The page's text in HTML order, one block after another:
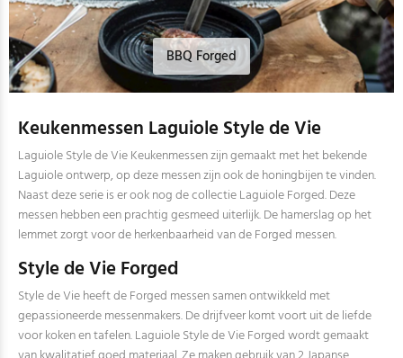
BBQ Forged
Keukenmessen Laguiole Style de Vie
Laguiole Style de Vie Keukenmessen zijn gemaakt met het bekende
Laguiole ontwerp, op deze messen zijn ook de honingbijen te vinden.
Naast deze serie is er ook nog de collectie Laguiole Forged. Deze
messen hebben een prachtig gesmeed uiterlijk. De hamerslag op het
lemmet zorgt voor de herkenbaarheid van de Forged messen.
Style de Vie Forged
Style de Vie heeft de Forged messen samen ontwikkeld met
gepassioneerde messenmakers. De drijfveer komt voort uit de liefde
voor koken en tafelen. Laguiole Style de Vie Forged wordt gemaakt